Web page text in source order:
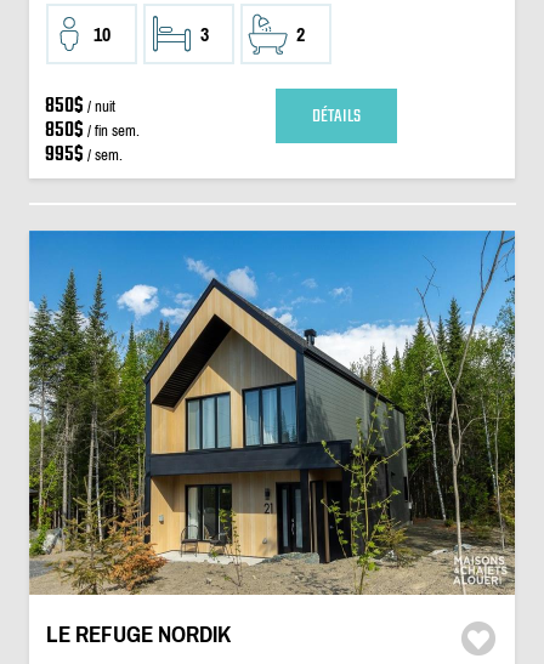
10 3 2
850$ / nuit
850$ / fin sem.
995$ / sem.
DÉTAILS
LE REFUGE NORDIK